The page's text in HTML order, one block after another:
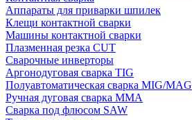
Аппараты для приварки шпилек
Клещи контактной сварки
Машины контактной сварки
Плазменная резка CUT
Сварочные инверторы
Аргонодуговая сварка TIG
Полуавтоматическая сварка MIG/MAG
Ручная дуговая сварка MMA
Сварка под флюсом SAW